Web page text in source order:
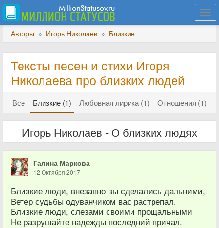
Авторы » Игорь Николаев » Близкие
Тексты песен и стихи Игоря
Николаева про близких людей
Все Близкие (1) Любовная лирика (1) Отношения (1)
Игорь Николаев - О близких людях
Галина Маркова
12 Октября 2017
Близкие люди, внезапно вы сделались дальними,
Ветер судьбы одуванчиком вас растрепал.
Близкие люди, слезами своими прощальными
Не разрушайте надежды последний причал.